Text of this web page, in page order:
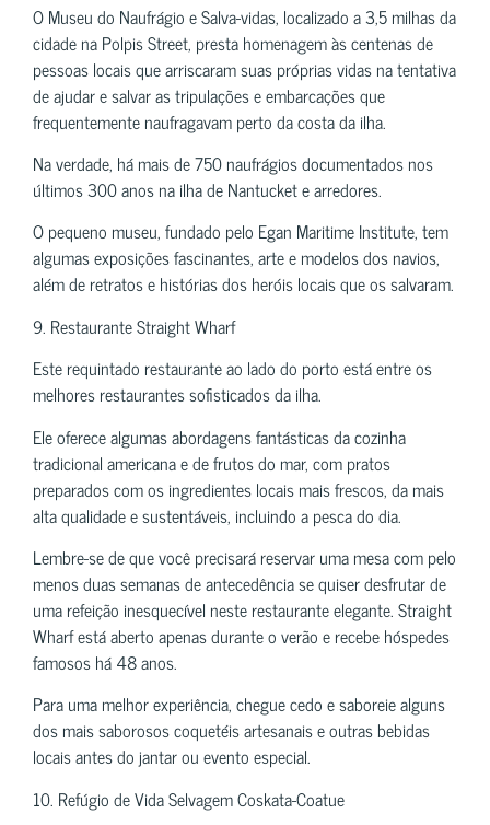
O Museu do Naufrágio e Salva-vidas, localizado a 3,5 milhas da
cidade na Polpis Street, presta homenagem às centenas de
pessoas locais que arriscaram suas próprias vidas na tentativa
de ajudar e salvar as tripulações e embarcações que
frequentemente naufragavam perto da costa da ilha.
Na verdade, há mais de 750 naufrágios documentados nos
últimos 300 anos na ilha de Nantucket e arredores.
O pequeno museu, fundado pelo Egan Maritime Institute, tem
algumas exposições fascinantes, arte e modelos dos navios,
além de retratos e histórias dos heróis locais que os salvaram.
9. Restaurante Straight Wharf
Este requintado restaurante ao lado do porto está entre os
melhores restaurantes sofisticados da ilha.
Ele oferece algumas abordagens fantásticas da cozinha
tradicional americana e de frutos do mar, com pratos
preparados com os ingredientes locais mais frescos, da mais
alta qualidade e sustentáveis, incluindo a pesca do dia.
Lembre-se de que você precisará reservar uma mesa com pelo
menos duas semanas de antecedência se quiser desfrutar de
uma refeição inesquecível neste restaurante elegante. Straight
Wharf está aberto apenas durante o verão e recebe hóspedes
famosos há 48 anos.
Para uma melhor experiência, chegue cedo e saboreie alguns
dos mais saborosos coquetéis artesanais e outras bebidas
locais antes do jantar ou evento especial.
10. Refúgio de Vida Selvagem Coskata-Coatue